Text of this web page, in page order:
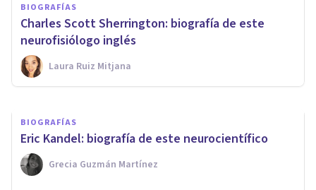
BIOGRAFÍAS
Charles Scott Sherrington: biografía de este
neurofisiólogo inglés
Laura Ruiz Mitjana
René Spitz: biografía de este
psicoanalista
Oscar Castillero Mimenza
BIOGRAFÍAS
Eric Kandel: biografía de este neurocientífico
Grecia Guzmán Martínez